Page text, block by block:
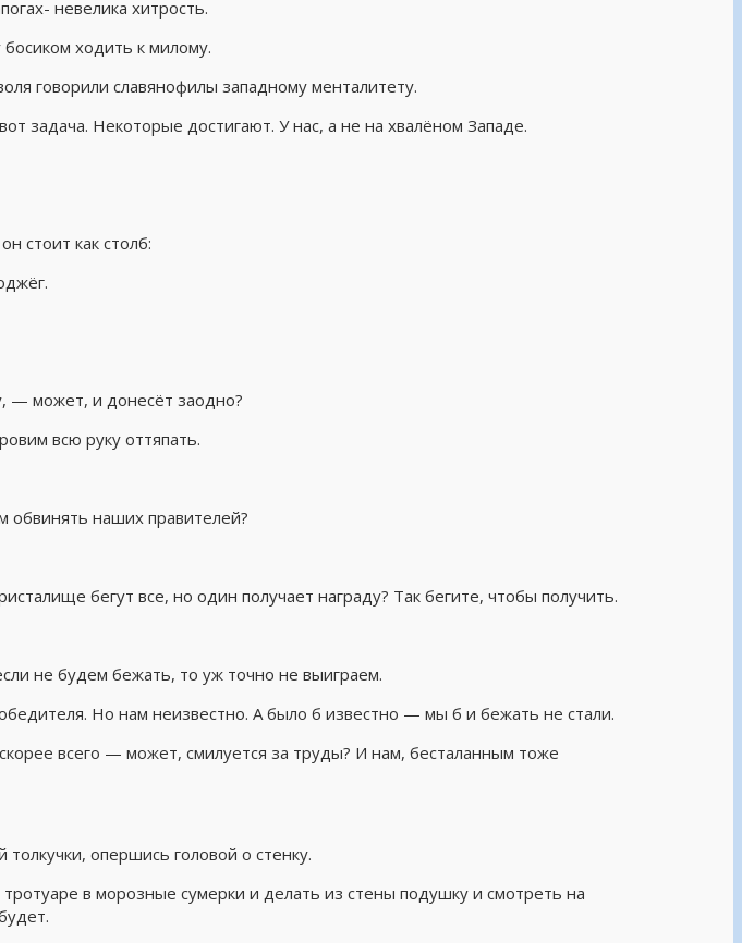
невелика хитрость.
ходить к милому.
говорили славянофилы западному менталитету.
задача. Некоторые достигают. У нас, а не на хвалёном Западе.
стоит как столб:
— может, и донесёт заодно?
всю руку оттяпать.
наших правителей?
бегут все, но один получает награду? Так бегите, чтобы получить.
не будем бежать, то уж точно не выиграем.
Но нам неизвестно. А было б известно — мы б и бежать не стали.
всего — может, смилуется за труды? И нам, бесталанным тоже
опершись головой о стенку.
в морозные сумерки и делать из стены подушку и смотреть на